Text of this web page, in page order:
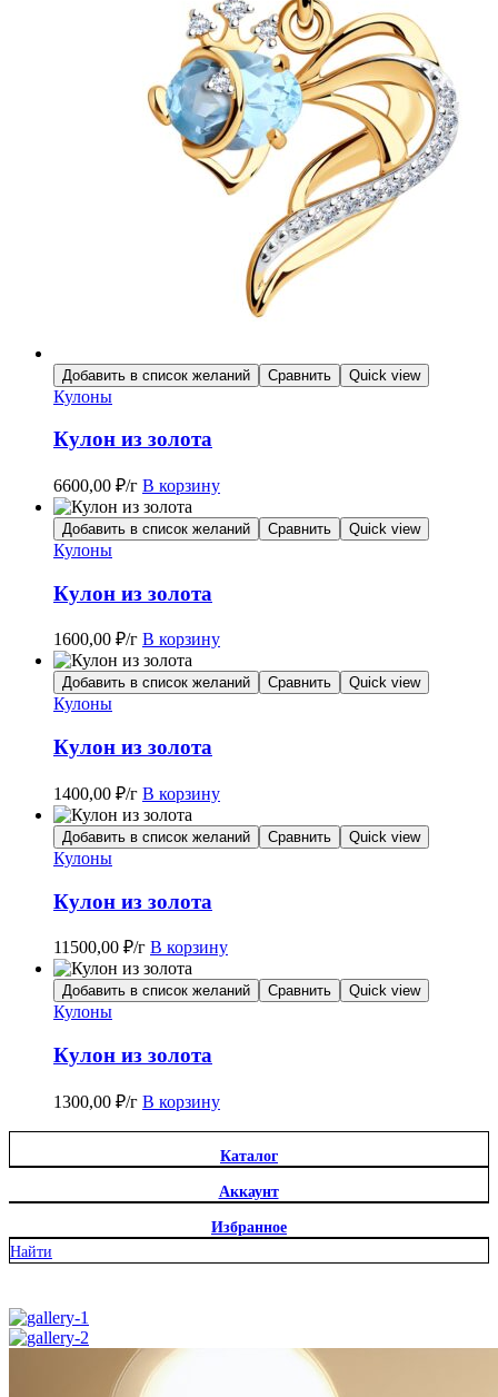
Добавить в список желаний Сравнить Quick view
Кулоны
Кулон из золота
6600,00 ₽/г В корзину
Добавить в список желаний Сравнить Quick view
Кулоны
Кулон из золота
1600,00 ₽/г В корзину
Добавить в список желаний Сравнить Quick view
Кулоны
Кулон из золота
1400,00 ₽/г В корзину
Добавить в список желаний Сравнить Quick view
Кулоны
Кулон из золота
11500,00 ₽/г В корзину
Добавить в список желаний Сравнить Quick view
Кулоны
Кулон из золота
1300,00 ₽/г В корзину
Каталог
Аккаунт
Избранное
Найти